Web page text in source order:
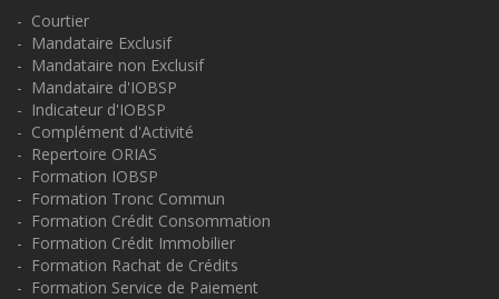
- Courtier
- Mandataire Exclusif
- Mandataire non Exclusif
- Mandataire d'IOBSP
- Indicateur d'IOBSP
- Complément d'Activité
- Repertoire ORIAS
- Formation IOBSP
- Formation Tronc Commun
- Formation Crédit Consommation
- Formation Crédit Immobilier
- Formation Rachat de Crédits
- Formation Service de Paiement